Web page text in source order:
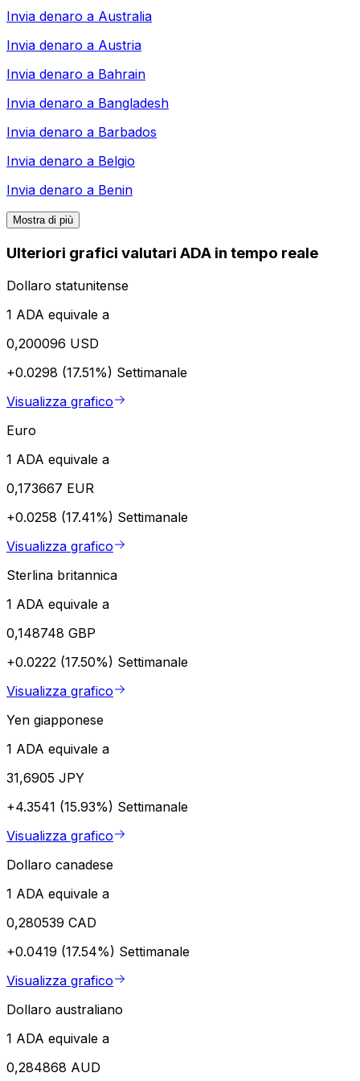
Invia denaro a Australia
Invia denaro a Austria
Invia denaro a Bahrain
Invia denaro a Bangladesh
Invia denaro a Barbados
Invia denaro a Belgio
Invia denaro a Benin
Mostra di più
Ulteriori grafici valutari ADA in tempo reale
Dollaro statunitense
1 ADA equivale a
0,200096 USD
+0.0298 (17.51%) Settimanale
Visualizza grafico
Euro
1 ADA equivale a
0,173667 EUR
+0.0258 (17.41%) Settimanale
Visualizza grafico
Sterlina britannica
1 ADA equivale a
0,148748 GBP
+0.0222 (17.50%) Settimanale
Visualizza grafico
Yen giapponese
1 ADA equivale a
31,6905 JPY
+4.3541 (15.93%) Settimanale
Visualizza grafico
Dollaro canadese
1 ADA equivale a
0,280539 CAD
+0.0419 (17.54%) Settimanale
Visualizza grafico
Dollaro australiano
1 ADA equivale a
0,284868 AUD